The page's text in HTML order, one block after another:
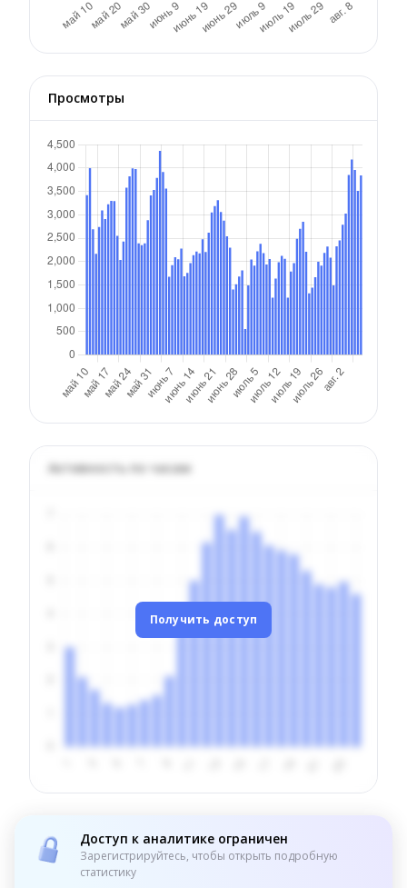
Просмотры
Активность по часам
Получить доступ
Доступ к аналитике ограничен
Зарегистрируйтесь, чтобы открыть подробную
статистику